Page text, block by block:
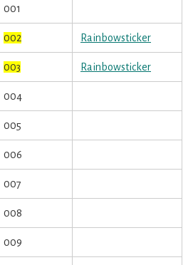
001
002 Rainbowsticker
003 Rainbowsticker
004
005
006
007
008
009